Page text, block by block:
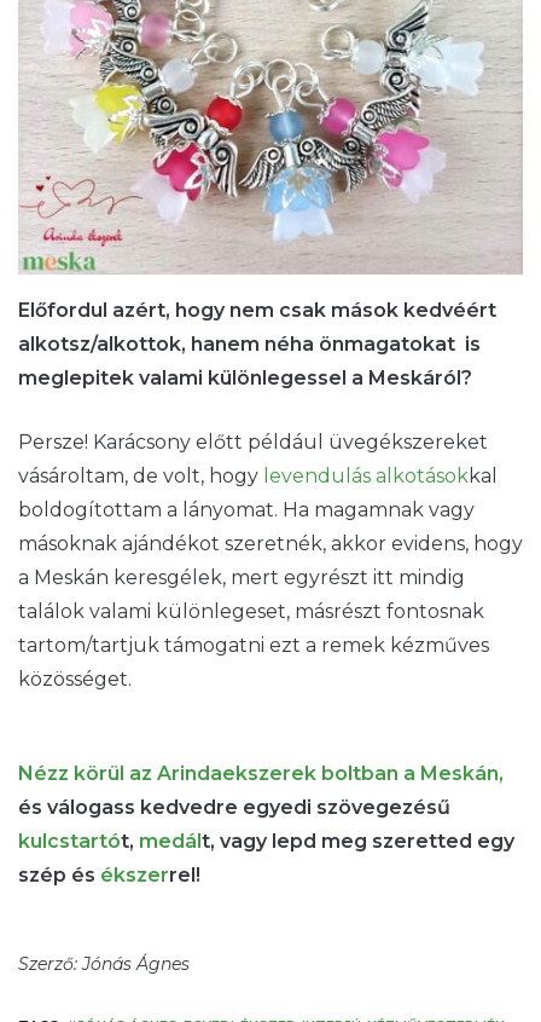
Előfordul azért, hogy nem csak mások kedvéért
alkotsz/alkottok, hanem néha önmagatokat is
meglepitek valami különlegessel a Meskáról?
Persze! Karácsony előtt például üvegékszereket
vásároltam, de volt, hogy levendulás alkotásokkal
boldogítottam a lányomat. Ha magamnak vagy
másoknak ajándékot szeretnék, akkor evidens, hogy
a Meskán keresgélek, mert egyrészt itt mindig
találok valami különlegeset, másrészt fontosnak
tartom/tartjuk támogatni ezt a remek kézműves
közösséget.
Nézz körül az Arindaekszerek boltban a Meskán,
és válogass kedvedre egyedi szövegezésű
kulcstartót, medált, vagy lepd meg szeretted egy
szép és ékszerrel!
Szerző: Jónás Ágnes